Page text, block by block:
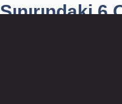
Sınırındaki